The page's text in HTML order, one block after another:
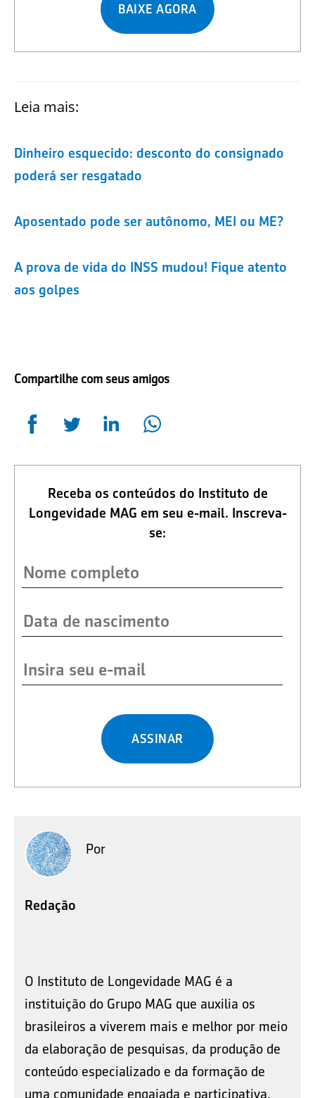
BAIXE AGORA
Leia mais:
Dinheiro esquecido: desconto do consignado
poderá ser resgatado
Aposentado pode ser autônomo, MEI ou ME?
A prova de vida do INSS mudou! Fique atento
aos golpes
Compartilhe com seus amigos
Receba os conteúdos do Instituto de
Longevidade MAG em seu e-mail. Inscreva-
se:
ASSINAR
Por
Redação
O Instituto de Longevidade MAG é a
instituição do Grupo MAG que auxilia os
brasileiros a viverem mais e melhor por meio
da elaboração de pesquisas, da produção de
conteúdo especializado e da formação de
uma comunidade engajada e participativa.